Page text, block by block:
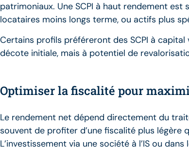
patrimoniaux. Une SCPI à haut rendement
locataires moins longs terme, ou actifs plus
Certains profils préféreront des SCPI à
décote initiale, mais à potentiel de
Optimiser la fiscalité pour
Le rendement net dépend directement du
souvent de profiter d’une fiscalité plus légère
L’investissement via une société à l’IS ou